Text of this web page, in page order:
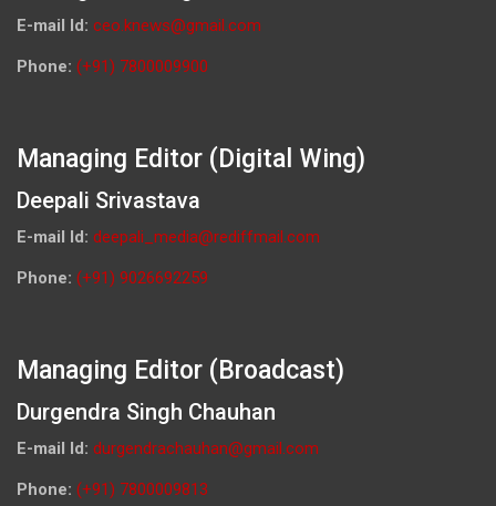
E-mail Id: ceo.knews@gmail.com
Phone: (+91) 7800009900
Managing Editor (Digital Wing)
Deepali Srivastava
E-mail Id: deepali_media@rediffmail.com
Phone: (+91) 9026692259
Managing Editor (Broadcast)
Durgendra Singh Chauhan
E-mail Id: durgendrachauhan@gmail.com
Phone: (+91) 7800009813